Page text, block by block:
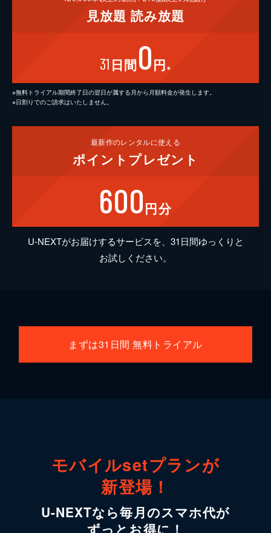
見放題 読み放題
31 日間0円 ※
※無料トライアル期間終了日の翌日が属する月から月額料金が発生します。
※日割りでのご請求はいたしません。
最新作のレンタルに使える
ポイント プレゼント
600円分
U-NEXTがお届けするサービスを、31日間ゆっくりと
お試しください。
まずは31日間 無料トライアル
モバイルsetプランが
新登場！
U-NEXTなら毎月のスマホ代が
ずっとお得に！